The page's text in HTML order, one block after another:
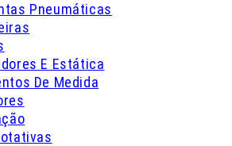
Pneumáticas
E Estática
De Medida